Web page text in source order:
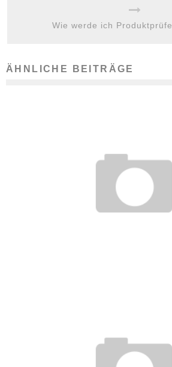
Wie werde ich
ÄHNLICHE BEITRÄGE